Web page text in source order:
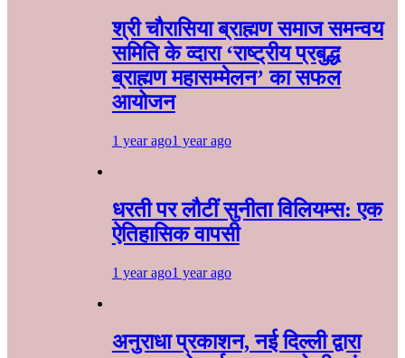
श्री चौरासिया ब्राह्मण समाज समन्वय
समिति के व्दारा‌ ‘राष्ट्रीय प्रबुद्ध
ब्राह्मण‌ महासम्मेलन‌’ का सफल
आयोजन
1 year ago1 year ago
धरती पर लौटीं सुनीता विलियम्स: एक
ऐतिहासिक वापसी
1 year ago1 year ago
अनुराधा प्रकाशन, नई दिल्ली द्वारा